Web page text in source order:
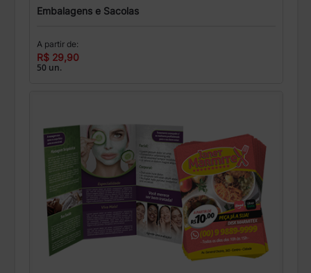
Embalagens e Sacolas
A partir de:
R$ 29,90
50 un.